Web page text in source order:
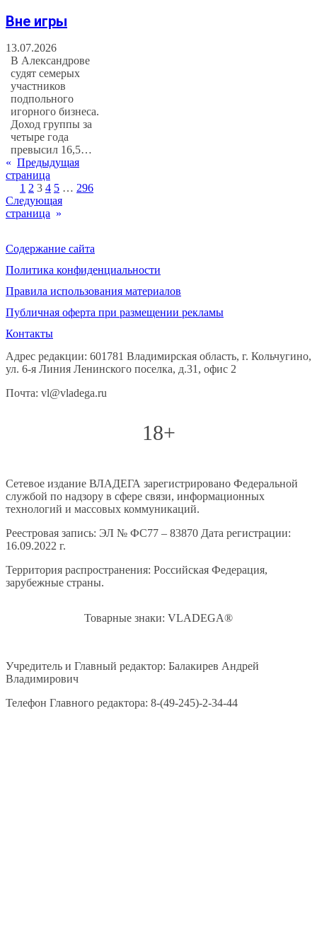
Вне игры
13.07.2026
В Александрове
судят семерых
участников
подпольного
игорного бизнеса.
Доход группы за
четыре года
превысил 16,5…
« Предыдущая
страница
1 2 3 4 5 … 296
Следующая
страница »
Содержание сайта
Политика конфиденциальности
Правила использования материалов
Публичная оферта при размещении рекламы
Контакты
Адрес редакции: 601781 Владимирская область, г. Кольчугино,
ул. 6-я Линия Ленинского поселка, д.31, офис 2
Почта: vl@vladega.ru
18+
Сетевое издание ВЛАДЕГА зарегистрировано Федеральной
службой по надзору в сфере связи, информационных
технологий и массовых коммуникаций.
Реестровая запись: ЭЛ № ФС77 – 83870 Дата регистрации:
16.09.2022 г.
Территория распространения: Российская Федерация,
зарубежные страны.
Товарные знаки: VLADEGA®
Учредитель и Главный редактор: Балакирев Андрей
Владимирович
Телефон Главного редактора: 8-(49-245)-2-34-44